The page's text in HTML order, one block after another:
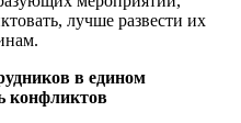
лучше развести их
в едином
конфликтов